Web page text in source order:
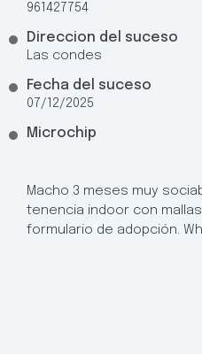
961427754
Direccion del suceso
Las condes
Fecha del suceso
07/12/2025
Microchip
Macho 3 meses muy
tenencia indoor con
formulario de adopción.